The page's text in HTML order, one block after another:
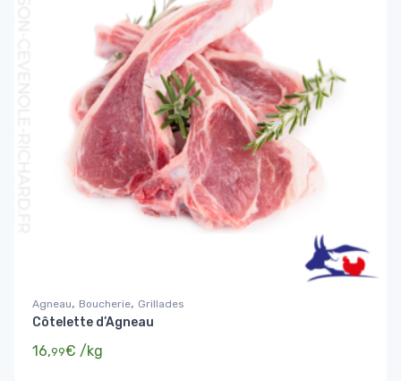
Agneau, Boucherie, Grillades
Côtelette d’Agneau
16,99€ /kg